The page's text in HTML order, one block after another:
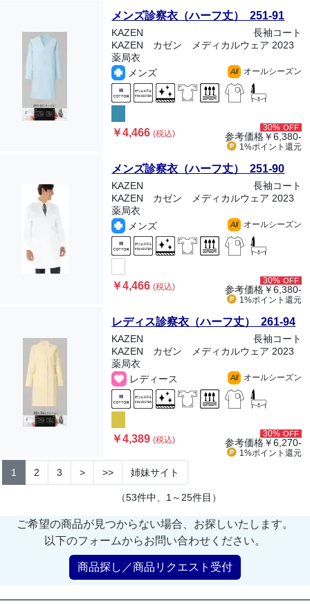
メンズ診察衣（ハーフ丈） 251-91
KAZEN
長袖コート
KAZEN カゼン メディカルウェア 2023
薬局衣
メンズ
All オールシーズン
￥4,466(税込)
30% OFF
参考価格￥6,380-
1%ポイント 還元
メンズ診察衣（ハーフ丈） 251-90
KAZEN
長袖コート
KAZEN カゼン メディカルウェア 2023
薬局衣
メンズ
All オールシーズン
￥4,466(税込)
30% OFF
参考価格￥6,380-
1%ポイント 還元
レディス診察衣（ハーフ丈） 261-94
KAZEN
長袖コート
KAZEN カゼン メディカルウェア 2023
薬局衣
レディース
All オールシーズン
￥4,389(税込)
30% OFF
参考価格￥6,270-
1%ポイント 還元
1 2 3 > >> 姉妹サイト
（53件中、1～25件目）
ご希望の商品が見つからない場合、お探しいたします。
以下のフォームからお問い合わせください。
商品探し／商品リクエスト受付